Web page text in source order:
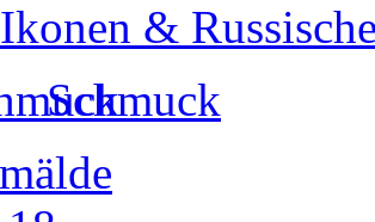
Ikonen &
Schmuck